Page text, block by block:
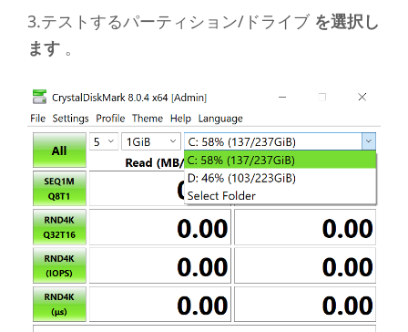
3.テストするパーティション/ドライブ を選択し
ます 。